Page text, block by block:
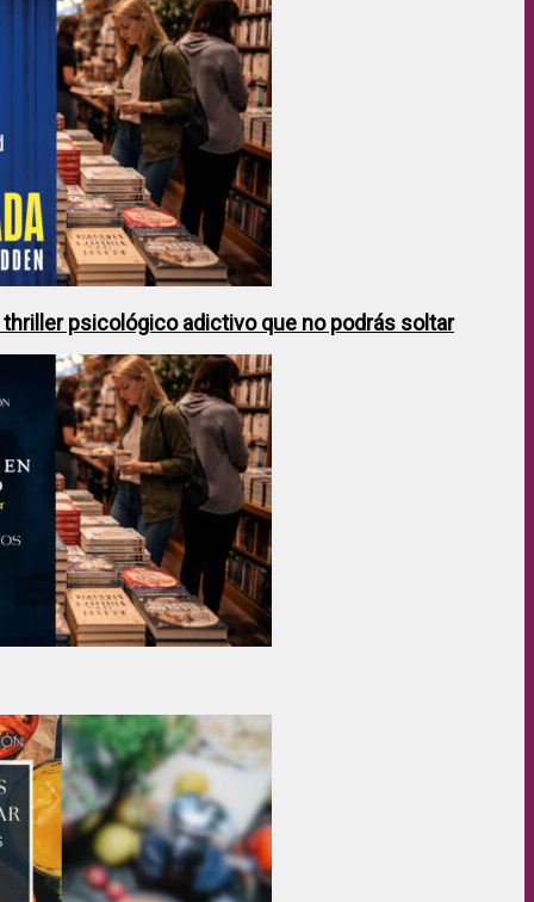
thriller psicológico adictivo que no podrás soltar